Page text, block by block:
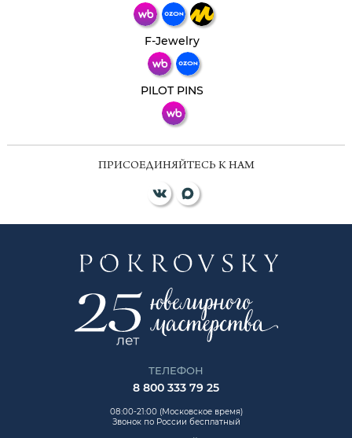
F-Jewelry
PILOT PINS
ПРИСОЕДИНЯЙТЕСЬ К НАМ
ТЕЛЕФОН
8 800 333 79 25
08:00-21:00 (Московское время)
Звонок по России бесплатный